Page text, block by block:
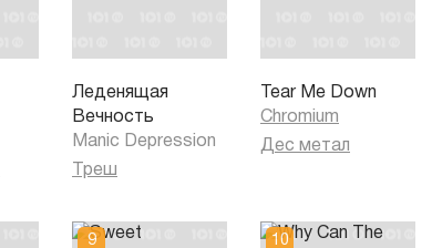
Леденящая
Вечность
Manic Depression
Треш
Tear Me Down
Chromium
Дес метал